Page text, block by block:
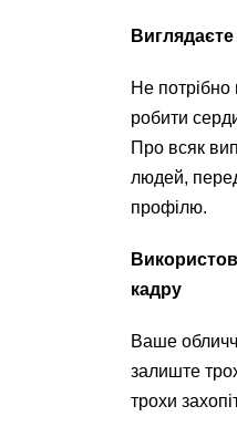
Не потрібно
робити
Про всяк
людей,
профілю.
кадру
Ваше
залиште
трохи